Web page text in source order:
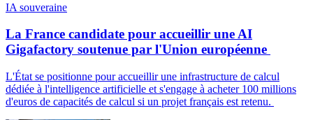
IA souveraine
La France candidate pour accueillir une AI
Gigafactory soutenue par l'Union européenne
L'État se positionne pour accueillir une infrastructure de calcul
dédiée à l'intelligence artificielle et s'engage à acheter 100 millions
d'euros de capacités de calcul si un projet français est retenu.